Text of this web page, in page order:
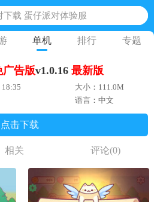
下载 蛋仔派对体验服
者传奇 正版奥特曼游戏
体验服国际服 地铁跑酷体验服版本
手游正版 点亮星空共庆周年
生机腾讯正版 黎明觉醒生机国际服
单机 排行 专题
广告版v1.0.16 最新版
大小：111.0M
语言：中文
点击下载
相关 评论(0)